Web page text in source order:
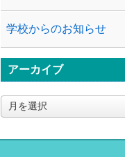
学校からのお知らせ
アーカイブ
ア
ー
イ